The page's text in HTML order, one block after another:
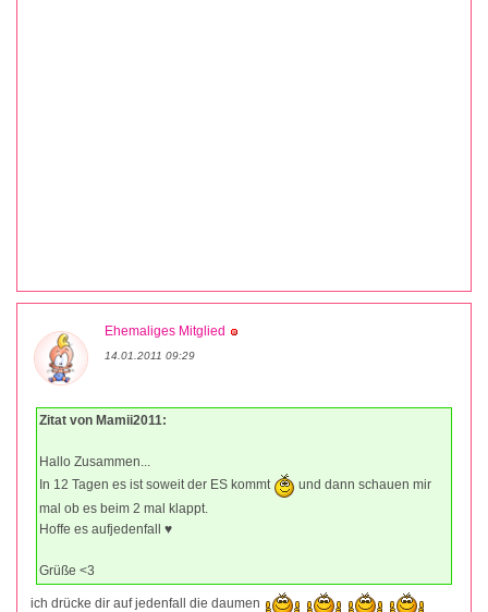
Ehemaliges Mitglied
14.01.2011 09:29
Zitat von Mamii2011:
Hallo Zusammen...
In 12 Tagen es ist soweit der ES kommt
und dann schauen mir
mal ob es beim 2 mal klappt.
Hoffe es aufjedenfall ♥
Grüße <3
ich drücke dir auf jedenfall die daumen